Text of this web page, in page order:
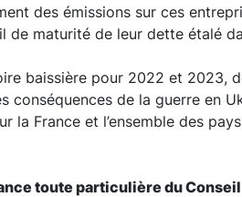
des émissions sur ces
de maturité de leur dette étalé
baissière pour 2022 et 2023,
conséquences de la guerre en
France et l’ensemble des
toute particulière du